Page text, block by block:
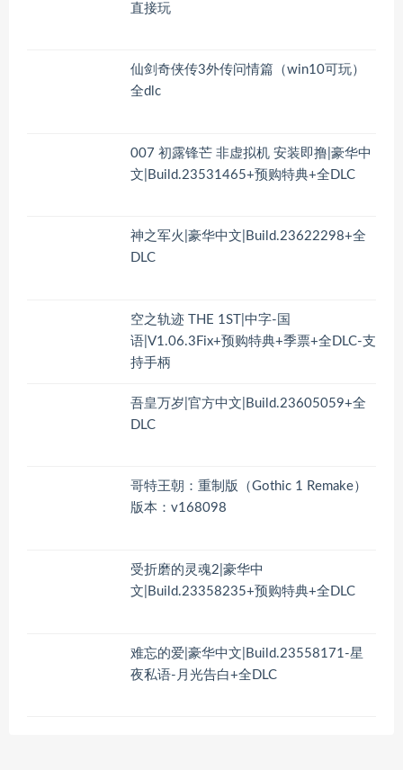
直接玩
仙剑奇侠传3外传问情篇（win10可玩）
全dlc
007 初露锋芒 非虚拟机 安装即撸|豪华中
文|Build.23531465+预购特典+全DLC
神之军火|豪华中文|Build.23622298+全
DLC
空之轨迹 THE 1ST|中字-国
语|V1.06.3Fix+预购特典+季票+全DLC-支
持手柄
吾皇万岁|官方中文|Build.23605059+全
DLC
哥特王朝：重制版（Gothic 1 Remake）
版本：v168098
受折磨的灵魂2|豪华中
文|Build.23358235+预购特典+全DLC
难忘的爱|豪华中文|Build.23558171-星
夜私语-月光告白+全DLC